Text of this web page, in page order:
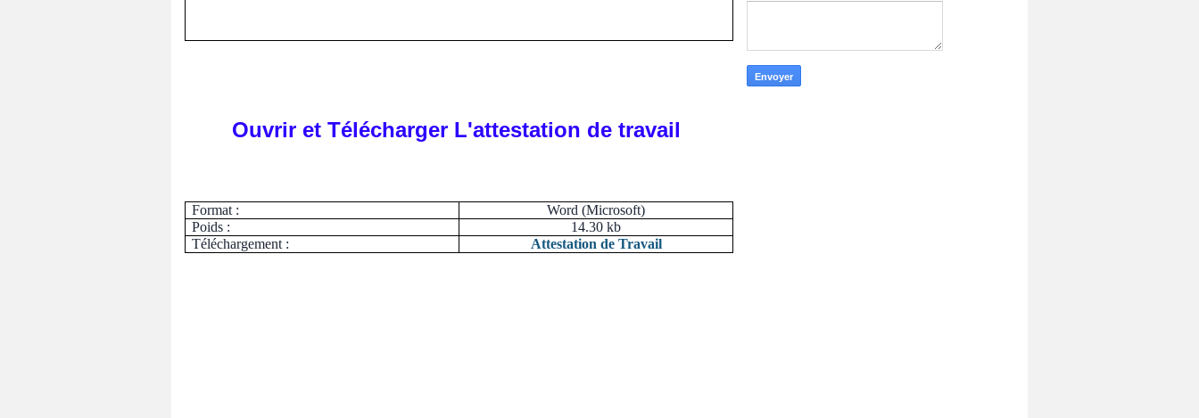
Ouvrir et Télécharger L'attestation de travail
Format :
Word (Microsoft)
Poids :
14.30 kb
Téléchargement :
Attestation de Travail